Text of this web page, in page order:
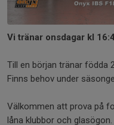
Vi tränar onsdagar kl
Till en början tränar födda
Finns behov under
Välkommen att prova på
låna klubbor och